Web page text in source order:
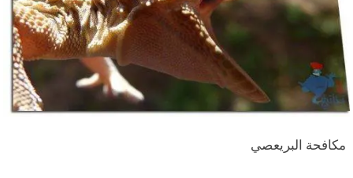
مكافحة البريعصي